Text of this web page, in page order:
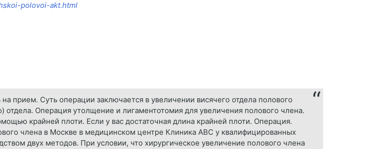
polovoi-akt.html
прием. Суть операции заключается в увеличении висячего отдела полового
Операция утолщение и лигаментотомия для увеличения полового члена.
крайней плоти. Если у вас достаточная длина крайней плоти. Операция.
члена в Москве в медицинском центре Клиника ABC у квалифицированных
двух методов. При условии, что хирургическое увеличение полового члена